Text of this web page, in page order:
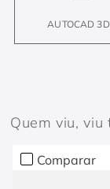
AUTOCAD 3D
Quem viu, viu
Comparar